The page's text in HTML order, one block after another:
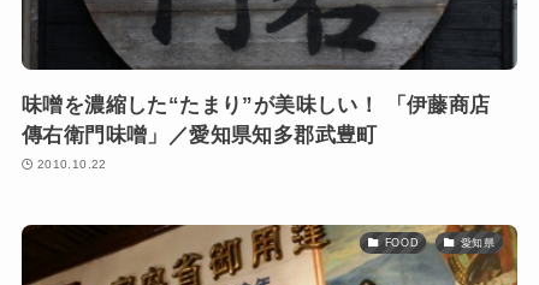
味噌を濃縮した“たまり”が美味しい！ 「伊藤商店
傳右衛門味噌」／愛知県知多郡武豊町
2010.10.22
FOOD 愛知県